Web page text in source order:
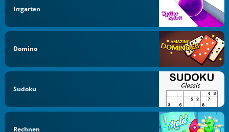
Irrgarten
Domino
Sudoku
Rechnen